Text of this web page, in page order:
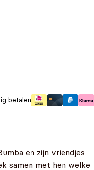
betalen
en zijn vriendjes
samen met hen welke